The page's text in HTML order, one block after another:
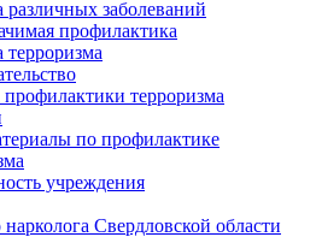
заболеваний
профилактика
терроризма
по профилактике
учреждения
Свердловской области